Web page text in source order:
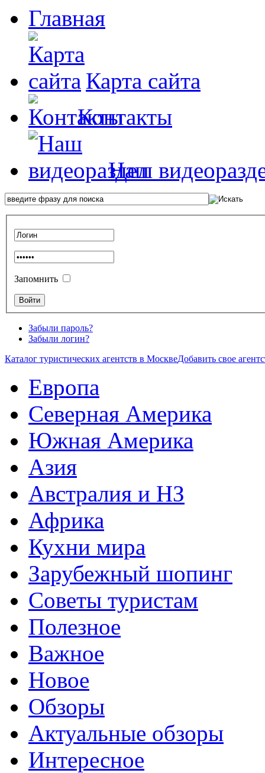
Главная
Карта сайта
Контакты
Наш
Запомнить
Забыли пароль?
Забыли логин?
Каталог туристических агентств в МосквеДобавить свое
Европа
Северная Америка
Южная Америка
Азия
Австралия и НЗ
Африка
Кухни мира
Зарубежный шопинг
Советы туристам
Полезное
Важное
Новое
Обзоры
Актуальные обзоры
Интересное